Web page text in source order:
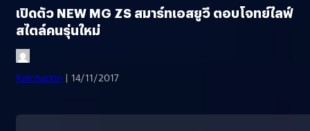
เปิดตัว NEW MG ZS สมาร์ทเอสยูวี ตอบโจทย์ไลฟ์
สไตล์คนรุ่นใหม่
Ratchapon | 14/11/2017